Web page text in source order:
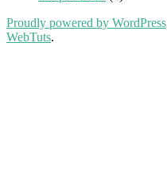
Proudly powered by WordPress
WebTuts.